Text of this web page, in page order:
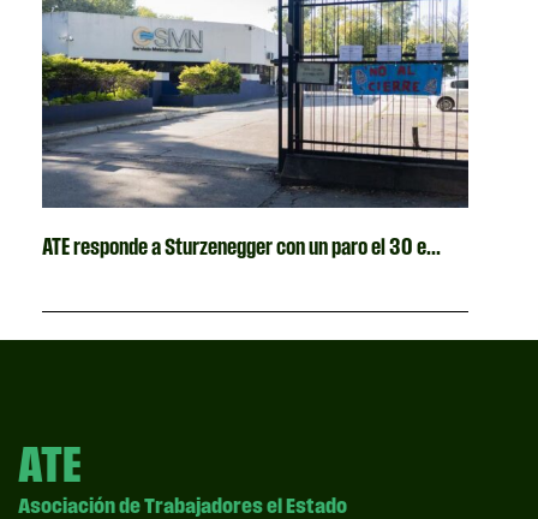
ATE responde a Sturzenegger con un paro el 30 e...
ATE
Asociación de Trabajadores el Estado